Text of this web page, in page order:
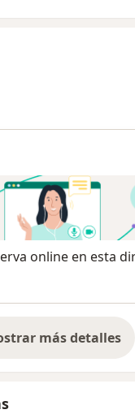
online en esta
más detalles
sobre la